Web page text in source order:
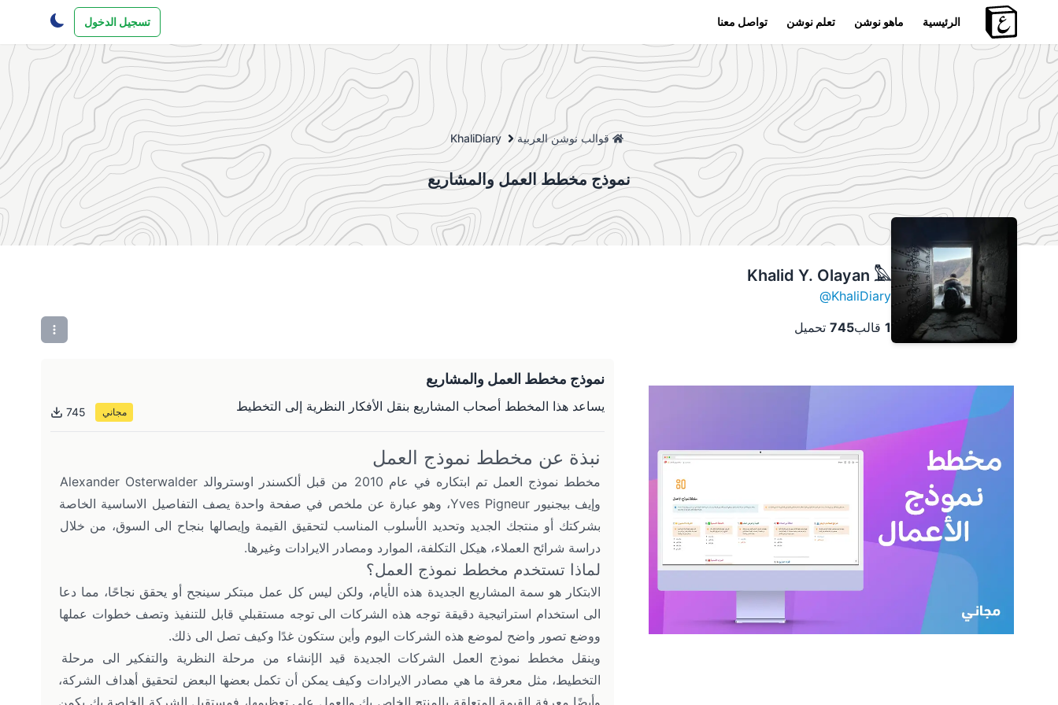
الرئيسية ماهو نوشن تعلم نوشن تواصل معنا تسجيل الدخول
قوالب نوشن العربية KhaliDiary
نموذج مخطط العمل والمشاريع
Khalid Y. Olayan 𓅓
KhaliDiary
@
1 قالب745 تحميل
نموذج مخطط العمل والمشاريع
يساعد هذا المخطط أصحاب المشاريع بنقل الأفكار النظرية إلى التخطيط مجاني 745
نبذة عن مخطط نموذج العمل
مخطط نموذج العمل تم ابتكاره في عام 2010 من قبل ألكسندر اوستروالد Alexander Osterwalder
وإيف بيجنيور Yves Pigneur، وهو عبارة عن ملخص في صفحة واحدة يصف التفاصيل الاساسية الخاصة
بشركتك أو منتجك الجديد وتحديد الأسلوب المناسب لتحقيق القيمة وإيصالها بنجاح الى السوق، من خلال
دراسة شرائح العملاء، هيكل التكلفة، الموارد ومصادر الايرادات وغيرها.
لماذا تستخدم مخطط نموذج العمل؟
الابتكار هو سمة المشاريع الجديدة هذه الأيام، ولكن ليس كل عمل مبتكر سينجح أو يحقق نجاحًا، مما دعا
الى استخدام استراتيجية دقيقة توجه هذه الشركات الى توجه مستقبلي قابل للتنفيذ وتصف خطوات عملها
ووضع تصور واضح لموضع هذه الشركات اليوم وأين ستكون غدًا وكيف تصل الى ذلك.
وينقل مخطط نموذج العمل الشركات الجديدة قيد الإنشاء من مرحلة النظرية والتفكير الى مرحلة
التخطيط، مثل معرفة ما هي مصادر الايرادات وكيف يمكن أن تكمل بعضها البعض لتحقيق أهداف الشركة،
وأيضًا معرفة القيمة المتعلقة بالمنتج الخاص بك والعمل على تعظيمها، فمستقبل الشركة الخاصة بك يكمن